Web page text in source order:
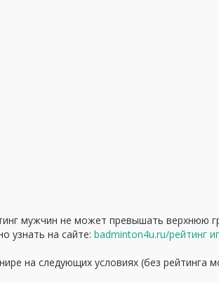
мужчин не может превышать верхнюю
узнать на сайте: badminton4u.ru/рейтинг
на следующих условиях (без рейтинга